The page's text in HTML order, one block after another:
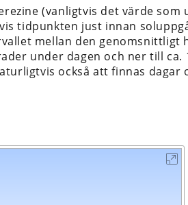
(vanligtvis det värde som
tidpunkten just innan
mellan den genomsnittligt
under dagen och ner till ca.
också att finnas dagar